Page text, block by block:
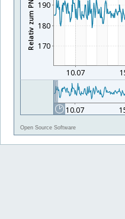
Open Source Software